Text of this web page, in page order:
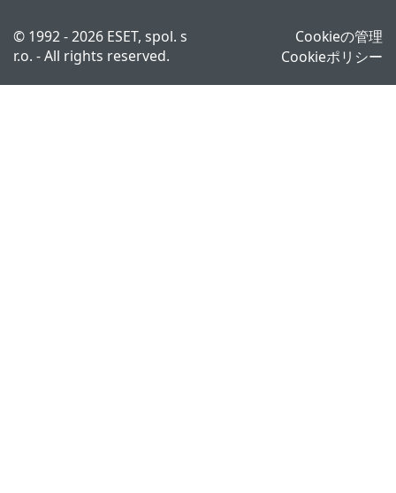
© 1992 - 2026 ESET, spol. s
r.o. - All rights reserved.
Cookieの管理
Cookieポリシー